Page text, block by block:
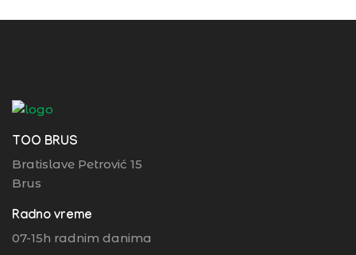
TOO BRUS
Bratislave Petrović 15
Brus
Radno vreme
07-15h radnim danima